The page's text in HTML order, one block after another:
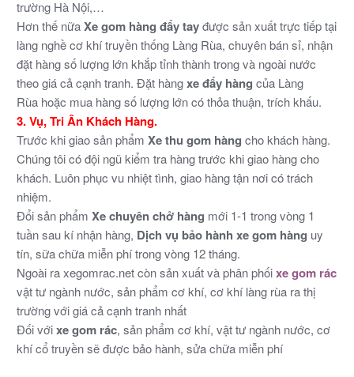
trường Hà Nội,…
Hơn thế nữaXe gom hàng đẩy tayđược sản xuấttrực tiếp tại
làng nghề cơ khí truyền thống Làng Rùa, chuyên bán sỉ, nhận
đặt hàng số lượng lớn khắp tỉnh thành trong và ngoài nước
theo giá cả cạnh tranh. Đặt hàngxe đẩy hàng của Làng
Rùa hoặc mua hàng số lượng lớn có thỏa thuận, trích khấu.
3. Vụ, Tri Ân Khách Hàng.
Trước khi giao sản phẩm Xe thu gom hàng cho khách hàng.
Chúng tôi có đội ngũ kiểm tra hàng trước khi giao hàng cho
khách. Luôn phục vu nhiệt tình, giao hàng tận nơi có trách
nhiệm.
Đổi sản phẩm Xe chuyên chở hàng mới 1-1 trong vòng 1
tuần sau kí nhận hàng, Dịch vụ bảo hành xe gom hàng uy
tín, sữa chữa miễn phí trong vòng 12 tháng.
Ngoài ra xegomrac.net còn sản xuất và phân phốixe gom rác
vật tư ngành nước, sản phẩm cơ khí, cơ khí làng rùa ra thị
trường với giá cả cạnh tranh nhất
Đối vớixe gom rác, sản phẩm cơ khí, vật tư ngành nước, cơ
khí cổ truyền sẽ được bảo hành, sửa chữa miễn phí